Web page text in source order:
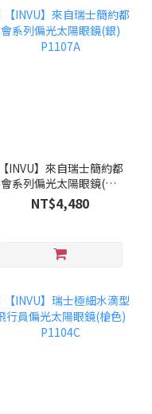
【INVU】來自瑞士簡約都
會系列偏光太陽眼鏡(銀)
P1107A
NT$4,480